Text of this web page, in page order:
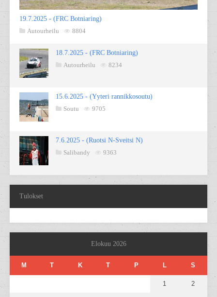
19.7.2025 - (FRC Botniaring)
Autourheilu
8804
18.7.2025 - (FRC Botniaring)
Autourheilu
8234
15.6.2025 - (Yyteri rannikkosoutu)
Soutu
9705
7.6.2025 - (Ruotsi N-Sveitsi N)
Salibandy
9363
Tulokset
Elokuu 2026
M T K T P L S
1 2